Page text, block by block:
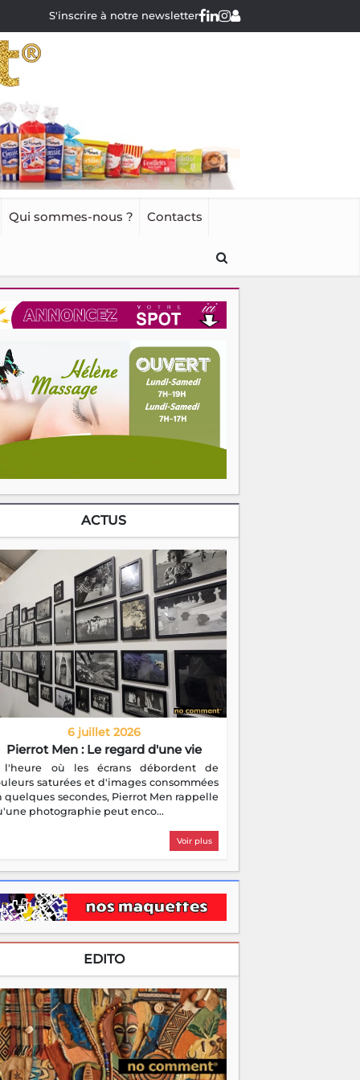
S'inscrire à notre newsletter
Qui sommes-nous ? Contacts
ACTUS
6 juillet 2026
Pierrot Men : Le regard d'une vie
l'heure où les écrans débordent de
saturées et d'images consommées
quelques secondes, Pierrot Men rappelle
photographie peut enco...
Voir plus
EDITO